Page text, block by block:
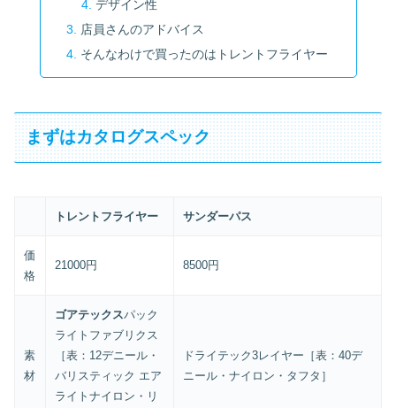
デザイン性
店員さんのアドバイス
そんなわけで買ったのはトレントフライヤー
まずはカタログスペック
トレントフライヤー サンダーパス
価
格
21000円 8500円
素
材
ゴアテックスパック
ライトファブリクス
［表：12デニール・
バリスティック エア
ライトナイロン・リ
ドライテック3レイヤー［表：40デ
ニール・ナイロン・タフタ］